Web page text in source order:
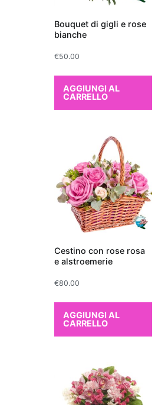
Bouquet di gigli e rose
bianche
€50.00
AGGIUNGI AL
CARRELLO
Cestino con rose rosa
e alstroemerie
€80.00
AGGIUNGI AL
CARRELLO